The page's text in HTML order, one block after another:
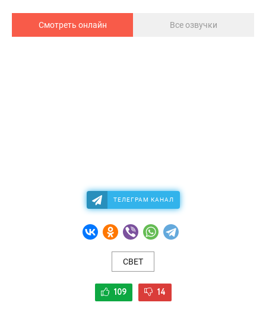
Смотреть онлайн Все озвучки
ТЕЛЕГРАМ КАНАЛ
СВЕТ
109 14